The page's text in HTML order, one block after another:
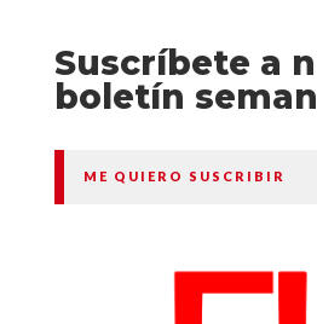
Suscríbete a
boletín
ME QUIERO SUSCRIBIR